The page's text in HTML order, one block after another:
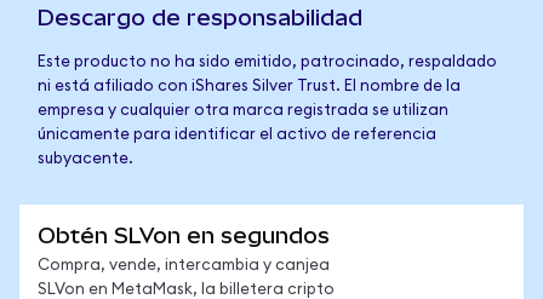
Descargo de responsabilidad
Este producto no ha sido emitido, patrocinado, respaldado
ni está afiliado con iShares Silver Trust. El nombre de la
empresa y cualquier otra marca registrada se utilizan
únicamente para identificar el activo de referencia
subyacente.
Obtén SLVon en segundos
Compra, vende, intercambia y canjea
SLVon en MetaMask, la billetera cripto